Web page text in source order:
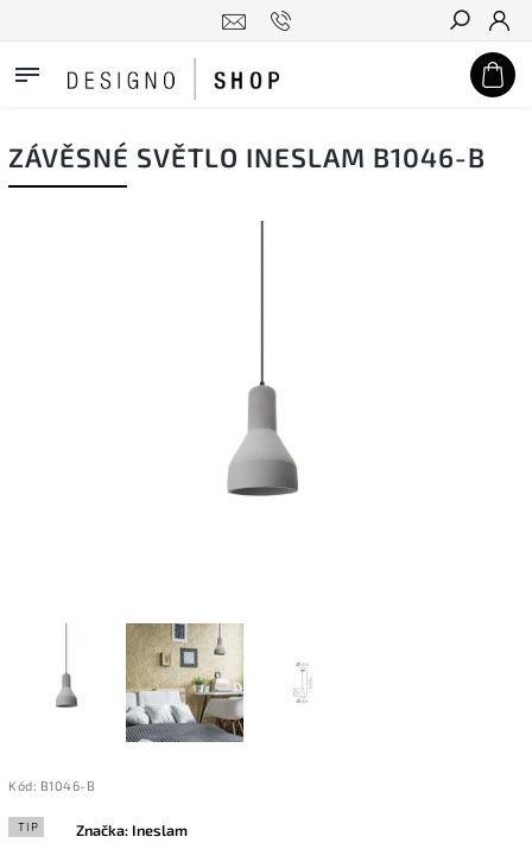
Hledat
ZÁVĚSNÉ SVĚTLO INESLAM B1046-B
Kód: B1046-B
TIP Značka: Ineslam